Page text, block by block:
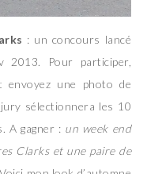
: un concours lancé
Pour participer,
envoyez une photo de
sélectionnera les 10
A gagner : un week end
Clarks et une paire de